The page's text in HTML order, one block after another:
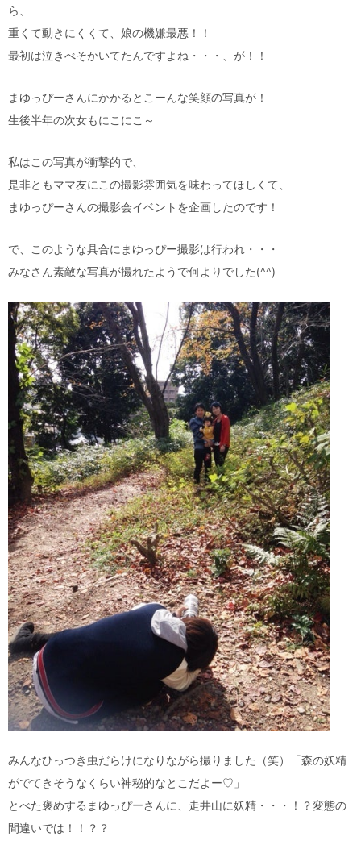
ら、
重くて動きにくくて、娘の機嫌最悪！！
最初は泣きべそかいてたんですよね・・・、が！！
まゆっぴーさんにかかるとこーんな笑顔の写真が！
生後半年の次女もにこにこ～
私はこの写真が衝撃的で、
是非ともママ友にこの撮影雰囲気を味わってほしくて、
まゆっぴーさんの撮影会イベントを企画したのです！
で、このような具合にまゆっぴー撮影は行われ・・・
みなさん素敵な写真が撮れたようで何よりでした(^^)
みんなひっつき虫だらけになりながら撮りました（笑）「森の妖精
がでてきそうなくらい神秘的なとこだよー♡」
とべた褒めするまゆっぴーさんに、走井山に妖精・・・！？変態の
間違いでは！！？？